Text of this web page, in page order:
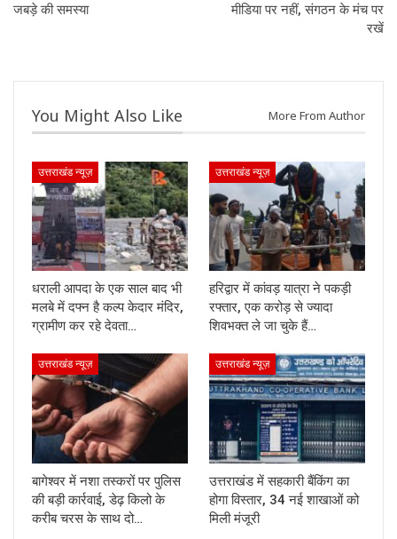
जबड़े की समस्या
मीडिया पर नहीं, संगठन के मंच पर
रखें
You Might Also Like More From Author
उत्तराखंड न्यूज़
धराली आपदा के एक साल बाद भी
मलबे में दफ्न है कल्प केदार मंदिर,
ग्रामीण कर रहे देवता…
उत्तराखंड न्यूज़
हरिद्वार में कांवड़ यात्रा ने पकड़ी
रफ्तार, एक करोड़ से ज्यादा
शिवभक्त ले जा चुके हैं…
उत्तराखंड न्यूज़
बागेश्वर में नशा तस्करों पर पुलिस
की बड़ी कार्रवाई, डेढ़ किलो के
करीब चरस के साथ दो…
उत्तराखंड न्यूज़
उत्तराखंड में सहकारी बैंकिंग का
होगा विस्तार, 34 नई शाखाओं को
मिली मंजूरी